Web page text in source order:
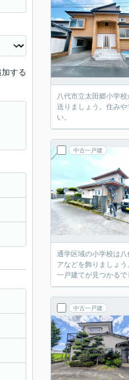
八代市立太田郷小学
送りましょう。住み
い。
中古一戸建
通学区域の小学校は
アなどを飾りましょ
一戸建てが見つかるで
中古一戸建
する